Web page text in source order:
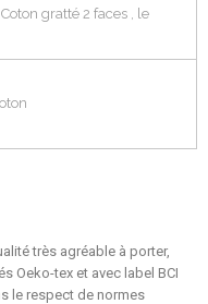
gratté 2 faces , le
très agréable à porter,
Oeko-tex et avec label BCI
le respect de normes